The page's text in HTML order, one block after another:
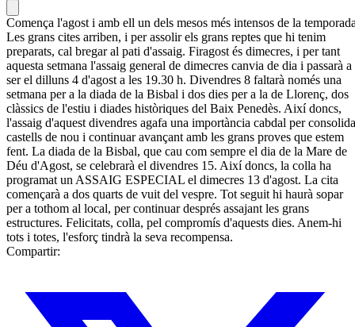
Comença l'agost i amb ell un dels mesos més intensos de la
Les grans cites arriben, i per assolir els grans reptes que hi tenim
preparats, cal bregar al pati d'assaig. Firagost és dimecres, i per tant
aquesta setmana l'assaig general de dimecres canvia de dia i passarà a
ser el dilluns 4 d'agost a les 19.30 h. Divendres 8 faltarà només una
setmana per a la diada de la Bisbal i dos dies per a la de Llorenç, dos
clàssics de l'estiu i diades històriques del Baix Penedès. Així doncs,
l'assaig d'aquest divendres agafa una importància cabdal per
castells de nou i continuar avançant amb les grans proves que estem
fent. La diada de la Bisbal, que cau com sempre el dia de la Mare de
Déu d'Agost, se celebrarà el divendres 15. Així doncs, la colla ha
programat un ASSAIG ESPECIAL el dimecres 13 d'agost. La cita
començarà a dos quarts de vuit del vespre. Tot seguit hi haurà sopar
per a tothom al local, per continuar després assajant les grans
estructures. Felicitats, colla, pel compromís d'aquests dies. Anem-hi
tots i totes, l'esforç tindrà la seva recompensa.
Compartir: